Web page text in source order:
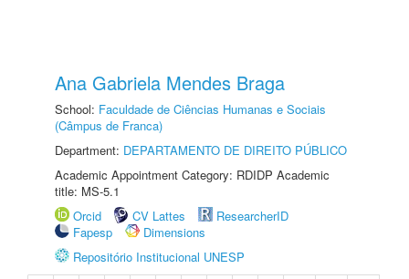
Ana Gabriela Mendes Braga
School: Faculdade de Ciências Humanas e Sociais
(Câmpus de Franca)
Department: DEPARTAMENTO DE DIREITO PÚBLICO
Academic Appointment Category: RDIDP Academic
title: MS-5.1
Orcid
CV Lattes
ResearcherID
Fapesp
Dimensions
Repositório Institucional UNESP